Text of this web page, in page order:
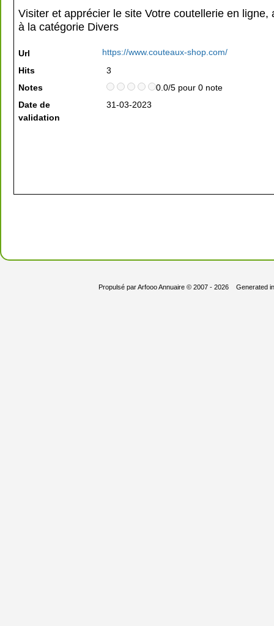
Visiter et apprécier le site Votre coutellerie en ligne,
à la catégorie Divers
Url
https://www.couteaux-shop.com/
Hits
3
Notes
0.0/5 pour 0 note
Date de
validation
31-03-2023
Propulsé parArfooo Annuaire© 2007 - 2026 Generated